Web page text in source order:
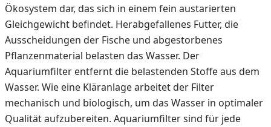
Ökosystem dar, das sich in einem fein austarierten
Gleichgewicht befindet. Herabgefallenes Futter, die
Ausscheidungen der Fische und abgestorbenes
Pflanzenmaterial belasten das Wasser. Der
Aquariumfilter entfernt die belastenden Stoffe aus dem
Wasser. Wie eine Kläranlage arbeitet der Filter
mechanisch und biologisch, um das Wasser in optimaler
Qualität aufzubereiten. Aquariumfilter sind für jede